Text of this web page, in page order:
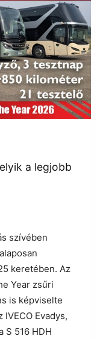
a legjobb
szívében
keretében. Az
Year zsűri
is képviselte
Evadys,
S 516 HDH